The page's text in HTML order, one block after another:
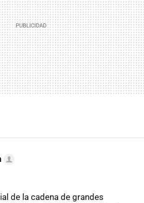
de la cadena de grandes